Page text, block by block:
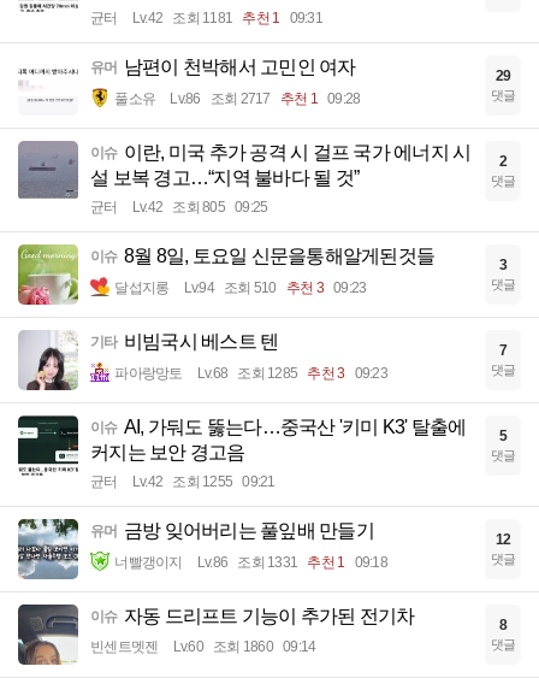
균터 Lv.42 조회 1181 추천 1 09:31
유머 남편이 천박해서 고민인 여자
풀소유 Lv.86 조회 2717 추천 1 09:28
29
댓글
이슈 이란, 미국 추가 공격 시 걸프 국가 에너지 시
설 보복 경고…“지역 불바다 될 것”
균터 Lv.42 조회 805 09:25
2
댓글
이슈 8월 8일, 토요일 신문을통해알게된것들
달섭지롱 Lv.94 조회 510 추천 3 09:23
3
댓글
기타 비빔국시 베스트 텐
파아랑망토 Lv.68 조회 1285 추천 3 09:23
7
댓글
이슈 AI, 가둬도 뚫는다…중국산 '키미 K3' 탈출에
커지는 보안 경고음
균터 Lv.42 조회 1255 09:21
5
댓글
유머 금방 잊어버리는 풀잎배 만들기
너빨갱이지 Lv.86 조회 1331 추천 1 09:18
12
댓글
이슈 자동 드리프트 기능이 추가된 전기차
빈센트멧젠 Lv.60 조회 1860 09:14
8
댓글